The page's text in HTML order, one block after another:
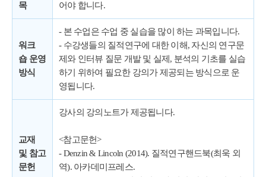
목
어야 합니다.
워크
숍 운영
방식
- 본 수업은 수업 중 실습을 많이 하는 과목입니다.
- 수강생들의 질적연구에 대한 이해, 자신의 연구문
제와 인터뷰 질문 개발 및 실제, 분석의 기초를 실습
하기 위하여 필요한 강의가 제공되는 방식으로 운
영됩니다.
교재
및 참고
문헌
강사의 강의노트가 제공됩니다.
<참고문헌>
- Denzin & Lincoln (2014). 질적연구핸드북(최욱 외
역). 아카데미프레스.